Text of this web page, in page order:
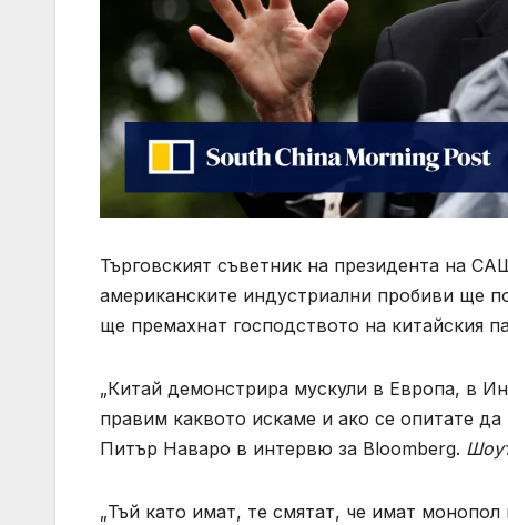
Търговският съветник на президента на
американските индустриални пробиви ще
ще премахнат господството на китайския
„Китай демонстрира мускули в Европа, в
правим каквото искаме и ако се опитате
Питър Наваро в интервю за Bloomberg.
„Тъй като имат, те смятат, че имат